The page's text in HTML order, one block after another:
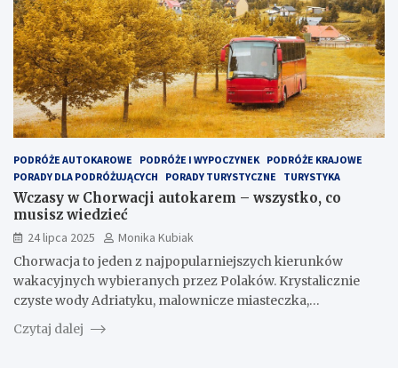
PODRÓŻE AUTOKAROWE PODRÓŻE I WYPOCZYNEK PODRÓŻE KRAJOWE
PORADY DLA PODRÓŻUJĄCYCH
PORADY TURYSTYCZNE TURYSTYKA
Wczasy w Chorwacji autokarem – wszystko, co
musisz wiedzieć
24 lipca 2025
Monika Kubiak
Chorwacja to jeden z najpopularniejszych kierunków
wakacyjnych wybieranych przez Polaków. Krystalicznie
czyste wody Adriatyku, malownicze miasteczka,…
Czytaj dalej